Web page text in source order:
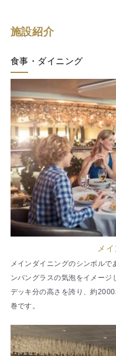
施設紹介
食事・ダイニング
メ
メインダイニングのシンボル
ンパングラスの気泡をイメー
デッキ分の高さを誇り、約
巻です。